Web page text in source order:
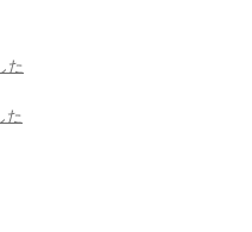
た
た